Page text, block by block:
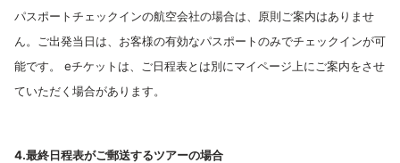
パスポートチェックインの航空会社の場合は、原則ご案内はありませ
ん。ご出発当日は、お客様の有効なパスポートのみでチェックインが可
能です。 eチケットは、ご日程表とは別にマイページ上にご案内をさせ
ていただく場合があります。
4.最終日程表がご郵送するツアーの場合